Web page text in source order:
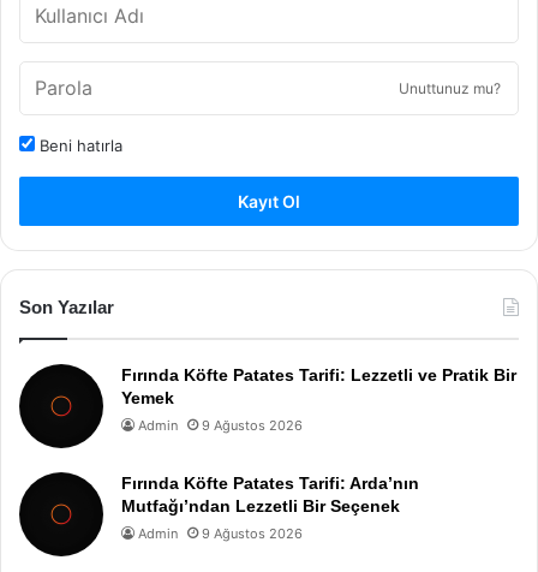
Unuttunuz mu?
Beni hatırla
Kayıt Ol
Son Yazılar
Fırında Köfte Patates Tarifi: Lezzetli ve Pratik Bir
Yemek
Admin 9 Ağustos 2026
Fırında Köfte Patates Tarifi: Arda’nın
Mutfağı’ndan Lezzetli Bir Seçenek
Admin 9 Ağustos 2026